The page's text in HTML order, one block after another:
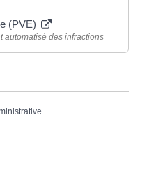
(PVE)
automatisé des infractions